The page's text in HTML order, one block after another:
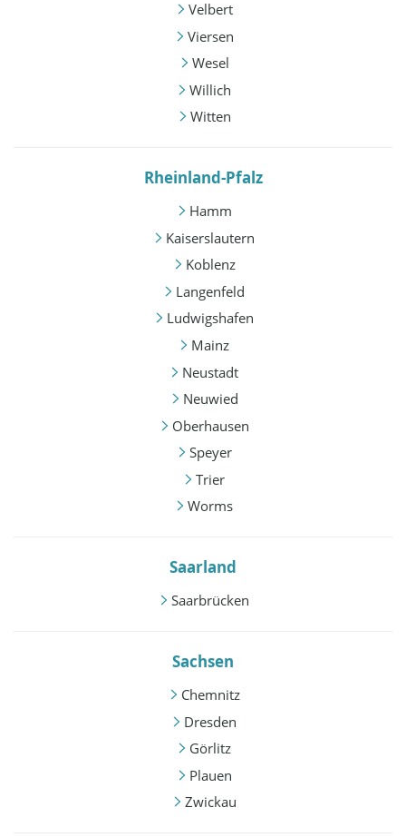
Velbert
Viersen
Wesel
Willich
Witten
Rheinland-Pfalz
Hamm
Kaiserslautern
Koblenz
Langenfeld
Ludwigshafen
Mainz
Neustadt
Neuwied
Oberhausen
Speyer
Trier
Worms
Saarland
Saarbrücken
Sachsen
Chemnitz
Dresden
Görlitz
Plauen
Zwickau